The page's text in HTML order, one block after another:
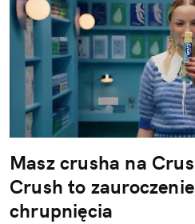
Masz crusha na
Crush to
chrupnięcia